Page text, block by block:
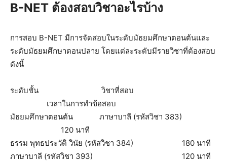
B-NET ต้องสอบวิชาอะไรบ้าง
การสอบ B-NET มีการจัดสอบในระดับมัธยมศึกษาตอนต้นและ
ระดับมัธยมศึกษาตอนปลาย โดยแต่ละระดับมีรายวิชาที่ต้องสอบ
ดังนี้
ระดับชั้น วิชาที่สอบ
เวลาในการทำข้อสอบ
มัธยมศึกษาตอนต้น ภาษาบาลี (รหัสวิชา 383)
120 นาที
ธรรม พุทธประวัติ วินัย (รหัสวิชา 384) 180 นาที
ภาษาบาลี (รหัสวิชา 393) 120 นาที